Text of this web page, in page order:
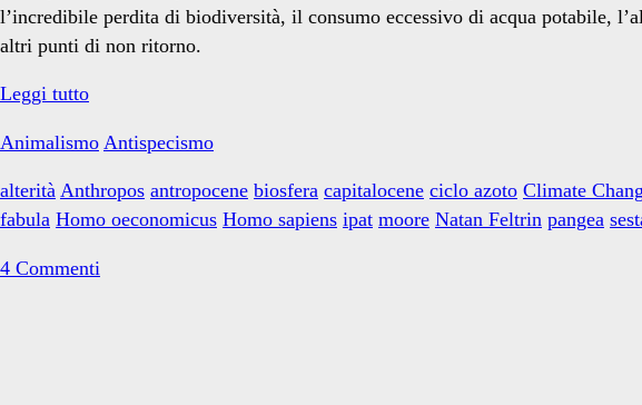
l’incredibile perdita di biodiversità, il consumo eccessivo di acqua potabile,
altri punti di non ritorno.
Leggi tuttoEremocene
Alterità
Animalismo Antispecismo
alterità Anthropos antropocene biosfera capitalocene ciclo azoto Climate
fabula Homo oeconomicus Homo sapiens ipat moore Natan Feltrin pangea
4 Commenti